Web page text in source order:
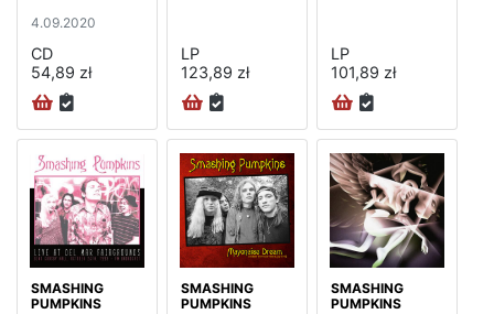
4.09.2020
CD
54,89 zł
LP
123,89 zł
LP
101,89 zł
SMASHING
PUMPKINS
SMASHING
PUMPKINS
SMASHING
PUMPKINS